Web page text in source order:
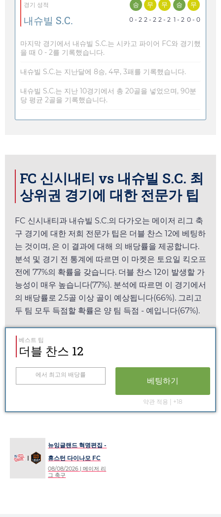
경기 성적
내슈빌 S.C.
승
0 - 2
무
2 - 2
무
2 - 2
승
1 - 2
무
0 - 0
마지막 경기에서 내슈빌 S.C.는 시카고 파이어 FC와 경기했
을 때 0 - 2를 기록했습니다.
내슈빌 S.C.는 지난달에 8승, 4무, 3패를 기록했습니다.
내슈빌 S.C.는 지난 10경기에서 총 20골을 넣었으며, 90분
당 평균 2골을 기록했습니다.
FC 신시내티 vs 내슈빌 S.C. 최
상위권 경기에 대한 전문가 팁
FC 신시내티과 내슈빌 S.C.의 다가오는 메이저 리그 축
구 경기에 대한 저희 전문가 팁은 더블 찬스 12에 베팅하
는 것이며, 은 이 결과에 대해 의 배당률을 제공합니다.
분석 및 경기 전 통계에 따르면 이 마켓은 토요일 킥오프
전에 77%의 확률을 갖습니다. 더블 찬스 12이 발생할 가
능성이 매우 높습니다(77%). 분석에 따르면 이 경기에서
의 배당률로 2.5골 이상 골이 예상됩니다(66%). 그리고
두 팀 모두 득점할 확률은 양 팀 득점 - 예입니다(67%).
베스트 팁
더블 찬스 12
에서 최고의 배당률
베팅하기
약관 적용 | +18
뉴잉글랜드 혁명편집 -
휴스턴 다이나모 FC
08/08/2026 | 메이저 리
그 축구